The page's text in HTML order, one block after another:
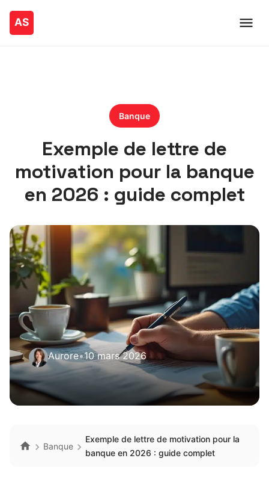
Banque
Exemple de lettre de
motivation pour la banque
en 2026 : guide complet
Aurore•10 mars 2026
Banque
Exemple de lettre de motivation pour la
banque en 2026 : guide complet